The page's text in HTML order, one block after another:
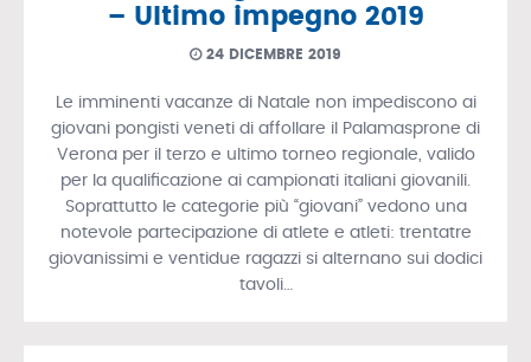
– Ultimo impegno 2019
24 DICEMBRE 2019
Le imminenti vacanze di Natale non impediscono ai
giovani pongisti veneti di affollare il Palamasprone di
Verona per il terzo e ultimo torneo regionale, valido
per la qualificazione ai campionati italiani giovanili.
Soprattutto le categorie più “giovani” vedono una
notevole partecipazione di atlete e atleti: trentatre
giovanissimi e ventidue ragazzi si alternano sui dodici
tavoli…